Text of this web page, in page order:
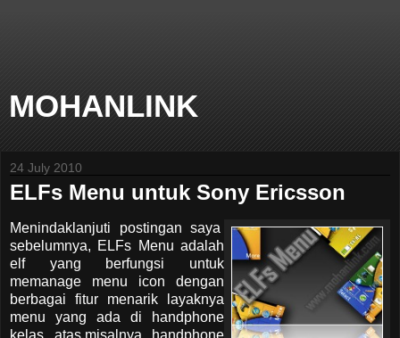
MOHANLINK
24 July 2010
ELFs Menu untuk Sony Ericsson
Menindaklanjuti postingan saya
sebelumnya, ELFs Menu adalah
elf yang berfungsi untuk
memanage menu icon dengan
berbagai fitur menarik layaknya
menu yang ada di handphone
kelas atas,misalnya handphone